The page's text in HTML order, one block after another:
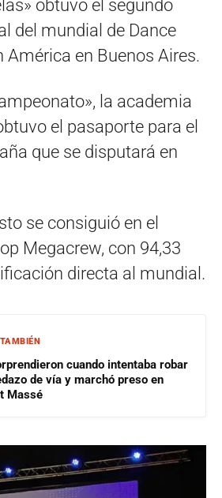
obtuvo el segundo
del mundial de Dance
América en Buenos Aires.
la academia
el pasaporte para el
que se disputará en
se consiguió en el
Megacrew, con 94,33
directa al mundial.
cuando intentaba robar
de vía y marchó preso en
Massé